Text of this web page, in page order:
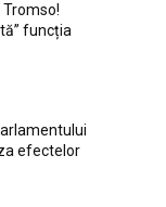
Tromso!
funcția
efectelor